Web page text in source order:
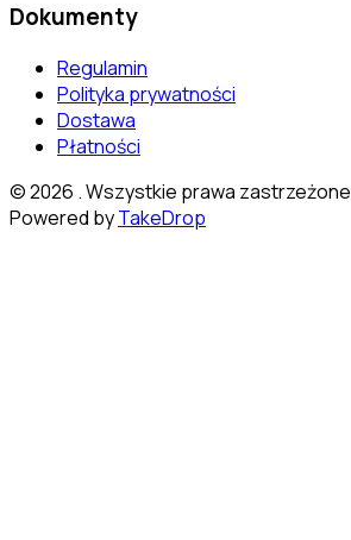
Dokumenty
Regulamin
Polityka prywatności
Dostawa
Płatności
©2026 . Wszystkie prawa zastrzeżone
Powered byTakeDrop